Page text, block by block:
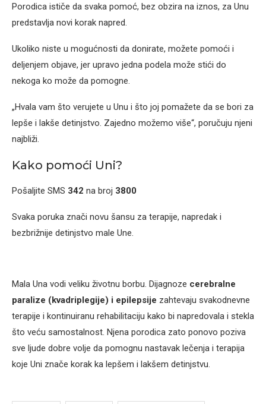
Porodica ističe da svaka pomoć, bez obzira na iznos, za Unu
predstavlja novi korak napred.
Ukoliko niste u mogućnosti da donirate, možete pomoći i
deljenjem objave, jer upravo jedna podela može stići do
nekoga ko može da pomogne.
„Hvala vam što verujete u Unu i što joj pomažete da se bori za
lepše i lakše detinjstvo. Zajedno možemo više“, poručuju njeni
najbliži.
Kako pomoći Uni?
Pošaljite SMS 342 na broj 3800
Svaka poruka znači novu šansu za terapije, napredak i
bezbrižnije detinjstvo male Une.
Mala Una vodi veliku životnu borbu. Dijagnoze cerebralne
paralize (kvadriplegije) i epilepsije zahtevaju svakodnevne
terapije i kontinuiranu rehabilitaciju kako bi napredovala i stekla
što veću samostalnost. Njena porodica zato ponovo poziva
sve ljude dobre volje da pomognu nastavak lečenja i terapija
koje Uni znače korak ka lepšem i lakšem detinjstvu.